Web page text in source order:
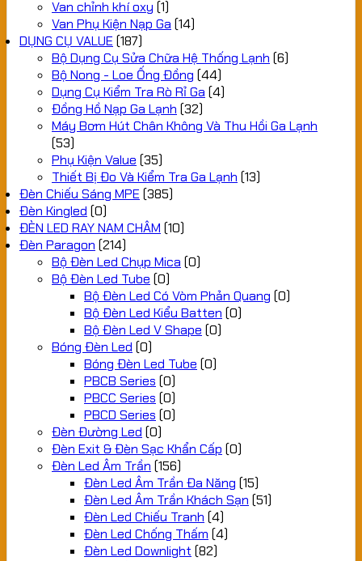
Van chỉnh khí oxy (1)
Van Phụ Kiện Nạp Ga (14)
DỤNG CỤ VALUE (187)
Bộ Dụng Cụ Sửa Chữa Hệ Thống Lạnh (6)
Bộ Nong - Loe Ống Đồng (44)
Dụng Cụ Kiểm Tra Rò Rỉ Ga (4)
Đồng Hồ Nạp Ga Lạnh (32)
Máy Bơm Hút Chân Không Và Thu Hồi Ga Lạnh
(53)
Phụ Kiện Value (35)
Thiết Bị Đo Và Kiểm Tra Ga Lạnh (13)
Đèn Chiếu Sáng MPE (385)
Đèn Kingled (0)
ĐÈN LED RAY NAM CHÂM (10)
Đèn Paragon (214)
Bộ Đèn Led Chụp Mica (0)
Bộ Đèn Led Tube (0)
Bộ Đèn Led Có Vòm Phản Quang (0)
Bộ Đèn Led Kiểu Batten (0)
Bộ Đèn Led V Shape (0)
Bóng Đèn Led (0)
Bóng Đèn Led Tube (0)
PBCB Series (0)
PBCC Series (0)
PBCD Series (0)
Đèn Đường Led (0)
Đèn Exit & Đèn Sạc Khẩn Cấp (0)
Đèn Led Âm Trần (156)
Đèn Led Âm Trần Đa Năng (15)
Đèn Led Âm Trần Khách Sạn (51)
Đèn Led Chiếu Tranh (4)
Đèn Led Chống Thấm (4)
Đèn Led Downlight (82)